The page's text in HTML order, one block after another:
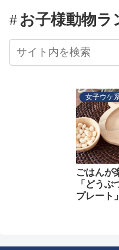
お子様動物ラ
女子ウケ
ごはんが
「どう
プレート